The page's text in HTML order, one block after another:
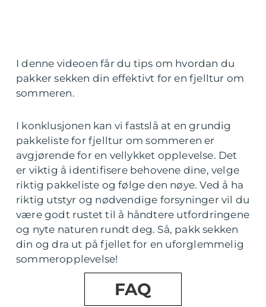
I denne videoen får du tips om hvordan du
pakker sekken din effektivt for en fjelltur om
sommeren.
I konklusjonen kan vi fastslå at en grundig
pakkeliste for fjelltur om sommeren er
avgjørende for en vellykket opplevelse. Det
er viktig å identifisere behovene dine, velge
riktig pakkeliste og følge den nøye. Ved å ha
riktig utstyr og nødvendige forsyninger vil du
være godt rustet til å håndtere utfordringene
og nyte naturen rundt deg. Så, pakk sekken
din og dra ut på fjellet for en uforglemmelig
sommeropplevelse!
FAQ